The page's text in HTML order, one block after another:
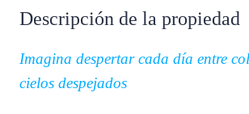
Descripción de la propiedad
Imagina despertar cada día entre
cielos despejados